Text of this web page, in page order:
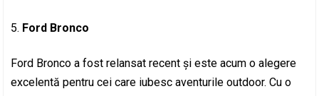
Ford Bronco
Ford Bronco a fost relansat recent și este acum o alegere
excelentă pentru cei care iubesc aventurile outdoor. Cu o